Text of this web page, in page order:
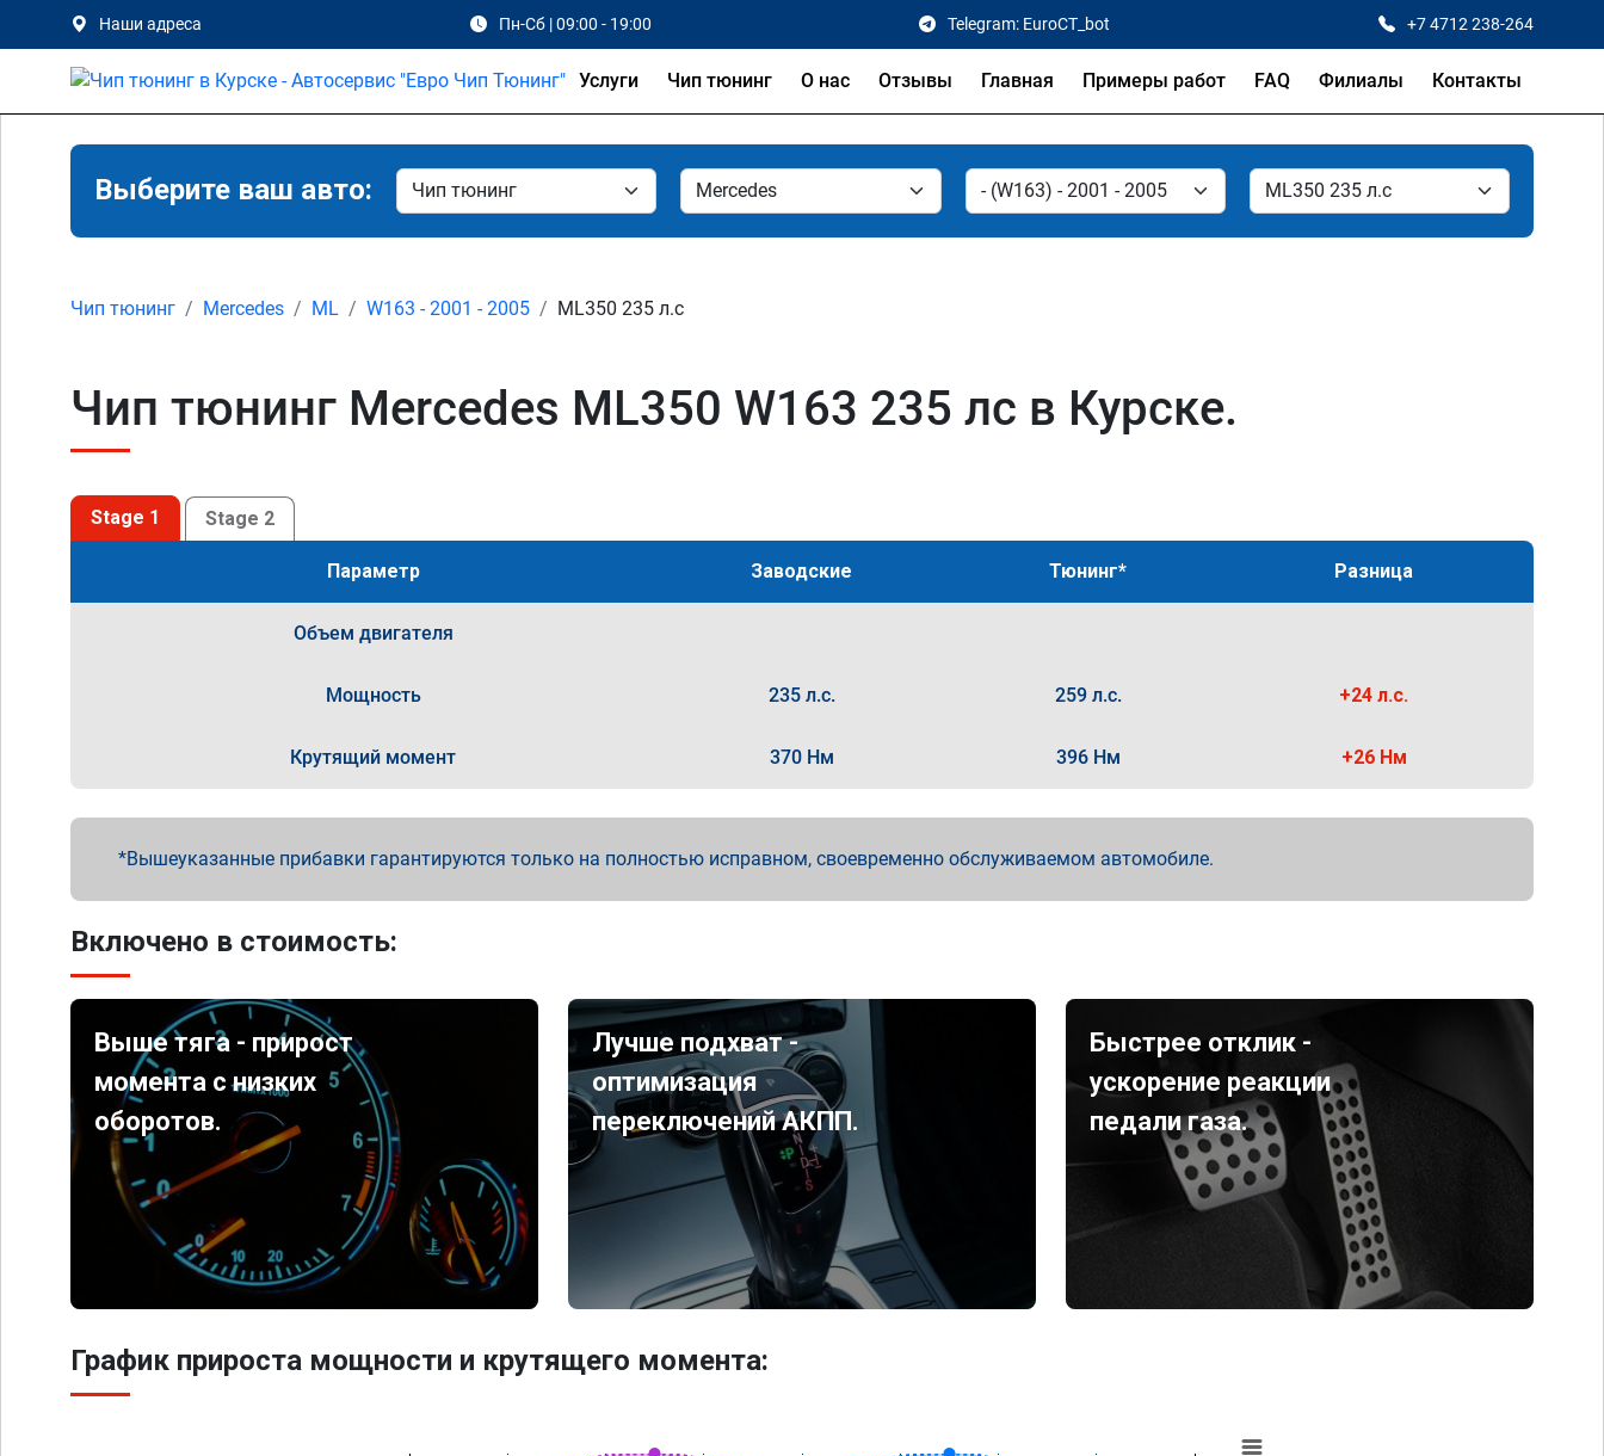
Наши адреса Пн-Сб | 09:00 - 19:00 Telegram: EuroCT_bot +7 4712 238-264
Услуги Чип тюнинг О нас Отзывы Главная Примеры работ FAQ Филиалы Контакты
Выберите ваш авто:
Чип тюнинг Mercedes ML W163 - 2001 - 2005 ML350 235 л.с
Чип тюнинг Mercedes ML350 W163 235 лс в Курске.
Stage 1 Stage 2
Параметр Заводские Тюнинг* Разница
Объем двигателя
Мощность 235 л.с. 259 л.с. +24 л.с.
Крутящий момент 370 Нм 396 Нм +26 Нм
Вышеуказанные прибавки гарантируются только на полностью исправном, своевременно обслуживаемом автомобиле.
Включено в стоимость:
Выше тяга - прирост
момента с низких
оборотов.
Лучше подхват -
оптимизация
переключений АКПП.
Быстрее отклик -
ускорение реакции
педали газа.
График прироста мощности и крутящего момента: